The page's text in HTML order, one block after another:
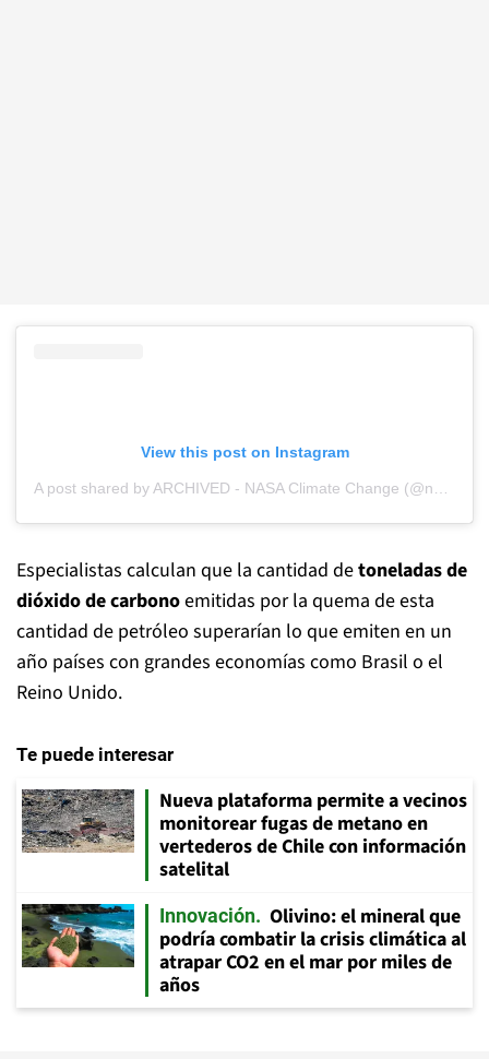
View this post on Instagram
Especialistas calculan que la cantidad detoneladas de
dióxido de carbonoemitidas por la quema de esta
cantidad de petróleo superarían lo que emiten en un
año países con grandes economías como Brasil o el
Reino Unido.
Te puede interesar
Nueva plataforma permite a vecinos
monitorear fugas de metano en
vertederos de Chile con información
satelital
Innovación
Olivino: el mineral que
podría combatir la crisis climática al
atrapar CO2 en el mar por miles de
años